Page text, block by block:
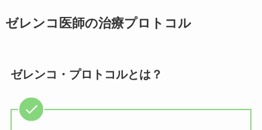
ゼレンコ医師の治療プロトコル
ゼレンコ・プロトコルとは？